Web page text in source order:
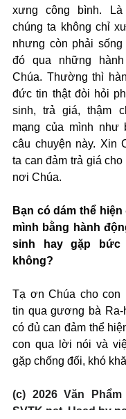
xưng công bình.
chúng ta không chỉ
nhưng còn phải
đó qua những
Chúa. Thường thì
đức tin thật đòi hỏi
sinh, trả giá, thậm
mạng của mình như
câu chuyện này. Xin
ta can đảm trả giá
nơi Chúa.
Bạn có dám thể
mình bằng hành
sinh hay gặp bức
không?
Tạ ơn Chúa cho con
tin qua gương bà Ra-
có đủ can đảm thể
con qua lời nói và
gặp chống đối, khó
(c) 2026 Văn
SVTK.net. Used by